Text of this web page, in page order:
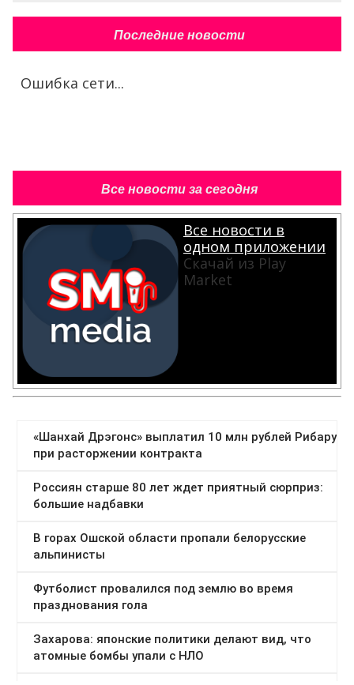
Последние новости
Ошибка сети...
Все новости за сегодня
Все новости в
одном приложении
Скачай из Play
Market